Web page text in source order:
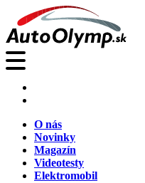
O nás
Novinky
Magazín
Videotesty
Elektromobil